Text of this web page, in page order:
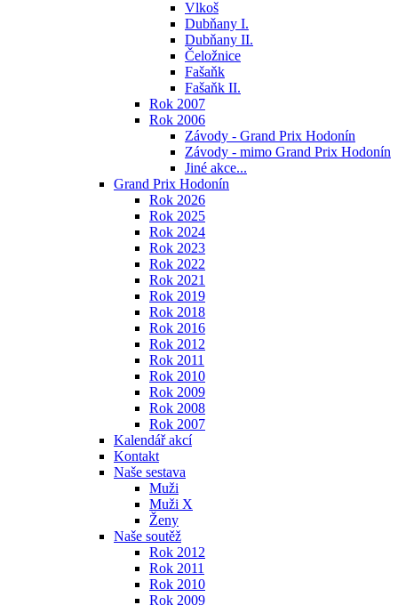
Vlkoš
Dubňany I.
Dubňany II.
Čeložnice
Fašaňk
Fašaňk II.
Rok 2007
Rok 2006
Závody - Grand Prix Hodonín
Závody - mimo Grand Prix Hodonín
Jiné akce...
Grand Prix Hodonín
Rok 2026
Rok 2025
Rok 2024
Rok 2023
Rok 2022
Rok 2021
Rok 2019
Rok 2018
Rok 2016
Rok 2012
Rok 2011
Rok 2010
Rok 2009
Rok 2008
Rok 2007
Kalendář akcí
Kontakt
Naše sestava
Muži
Muži X
Ženy
Naše soutěž
Rok 2012
Rok 2011
Rok 2010
Rok 2009